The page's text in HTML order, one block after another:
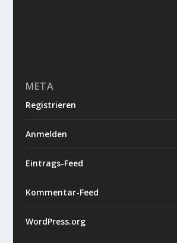
META
Registrieren
Anmelden
Eintrags-Feed
Kommentar-Feed
WordPress.org